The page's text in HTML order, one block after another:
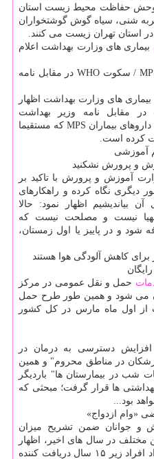
وحش حفاظت محیط زیست استان
شنی، سیاه گوش گوشتخواران
استان تهران زیست می كنند.
بیماری های وزارت بهداشت اعلام
شرایط خطرناك برای ۳۳۵ بیمار MPS / سكوت WHO در مقابل نامه
های وزارت بهداشت اظهار
مقابل نامه وزیر بهداشت
جمهوری اسلامی ایران برای تامین داروهای بیماران MPS كه مستقیما
كرده است.
آموزشی
و پرورش نشكنید
آموزش و پرورش با تاكید بر
دیگری نگاه كرده و راهكارهای
بیاندیشیم اظهار نمود: حالا
نیست و مصلحت نیست كه
شود و در پاییز یا اول زمستان،
برای كاهش آلودگی هوا هستند
حمل و نقل عمومی در مركز
می شود و همین طور طرح حمل
اول ماه مارس در كل كشور
دسترسی به درمان در
در مناطق محروم" و همین
شب در بیمارستان ها" باردیگر
ها قرار گرفت؛ مبحثی كه
بود...
و جوانان ضمن تشریح میزان
مختلف در سال های اخیر، اظهار
داشت: بر طبق آمار سال ۹۶، تعداد افراد زیر ۱۵ سال دریافت كننده